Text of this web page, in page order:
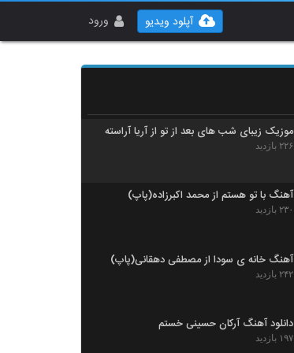
ورود آپلود ویدیو
شایان وفا آهنگ ماندگار
موزیک زیبای شب های بعد از تو از آریا آراسته
۲۲۶ بازدید
آهنگ با تو هستم از محمد اکبرزاده(پاپ)
۲۳۰ بازدید
آهنگ خانه ی سودا از مصطفی دهقانی(پاپ)
۲۴۲ بازدید
دانلود آهنگ آرکان حسینی خستم
۱۹۷ بازدید